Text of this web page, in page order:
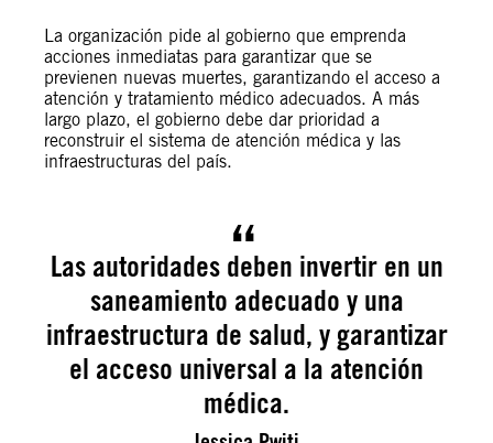
La organización pide al gobierno que emprenda
acciones inmediatas para garantizar que se
previenen nuevas muertes, garantizando el acceso a
atención y tratamiento médico adecuados. A más
largo plazo, el gobierno debe dar prioridad a
reconstruir el sistema de atención médica y las
infraestructuras del país.
Las autoridades deben invertir en un
saneamiento adecuado y una
infraestructura de salud, y garantizar
el acceso universal a la atención
médica.